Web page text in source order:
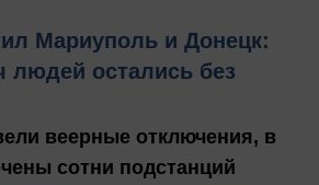
Мариуполь и Донецк:
людей остались без
веерные отключения, в
сотни подстанций